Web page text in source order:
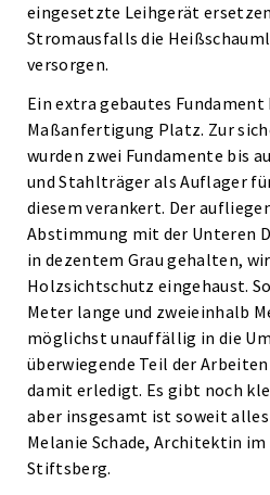
eingesetzte Leihgerät
Stromausfalls die
versorgen.
Ein extra gebautes
Maßanfertigung Platz. Zur
wurden zwei Fundamente bis
und Stahlträger als Auflager
diesem verankert. Der
Abstimmung mit der Unteren
in dezentem Grau gehalten,
Holzsichtschutz eingehaust.
Meter lange und zweieinhalb
möglichst unauffällig in die
überwiegende Teil der
damit erledigt. Es gibt noch
aber insgesamt ist soweit
Melanie Schade, Architektin
Stiftsberg.